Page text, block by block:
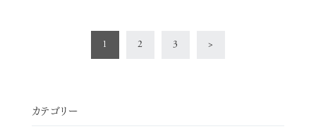
カテゴリー
1 2 3 >